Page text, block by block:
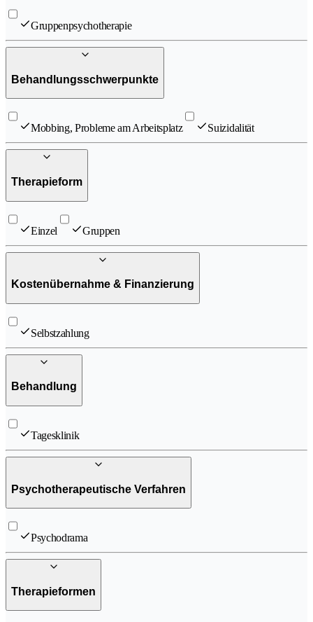
Gruppenpsychotherapie
Behandlungsschwerpunkte
Mobbing, Probleme am Arbeitsplatz Suizidalität
Therapieform
Einzel Gruppen
Kostenübernahme & Finanzierung
Selbstzahlung
Behandlung
Tagesklinik
Psychotherapeutische Verfahren
Psychodrama
Therapieformen